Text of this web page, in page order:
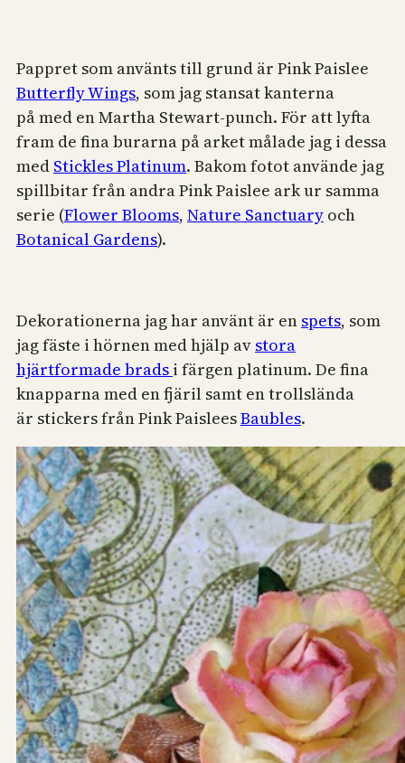
Pappret som använts till grund är Pink Paislee
Butterfly Wings, som jag stansat kanterna
på med en Martha Stewart-punch. För att lyfta
fram de fina burarna på arket målade jag i dessa
med Stickles Platinum. Bakom fotot använde jag
spillbitar från andra Pink Paislee ark ur samma
serie (Flower Blooms, Nature Sanctuary och
Botanical Gardens).
Dekorationerna jag har använt är en spets, som
jag fäste i hörnen med hjälp av stora
hjärtformade brads i färgen platinum. De fina
knapparna med en fjäril samt en trollslända
är stickers från Pink PaisleesBaubles.